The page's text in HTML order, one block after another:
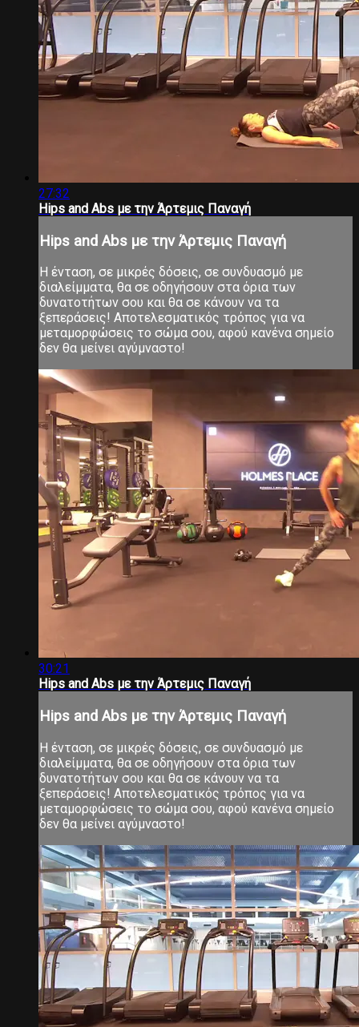
27:32
Hips and Abs με την Άρτεμις Παναγή
Hips and Abs με την Άρτεμις Παναγή
Η ένταση, σε μικρές δόσεις, σε συνδυασμό με
διαλείμματα, θα σε οδηγήσουν στα όρια των
δυνατοτήτων σου και θα σε κάνουν να τα
ξεπεράσεις! Αποτελεσματικός τρόπος για να
μεταμορφώσεις το σώμα σου, αφού κανένα σημείο
δεν θα μείνει αγύμναστο!
30:21
Hips and Abs με την Άρτεμις Παναγή
Hips and Abs με την Άρτεμις Παναγή
Η ένταση, σε μικρές δόσεις, σε συνδυασμό με
διαλείμματα, θα σε οδηγήσουν στα όρια των
δυνατοτήτων σου και θα σε κάνουν να τα
ξεπεράσεις! Αποτελεσματικός τρόπος για να
μεταμορφώσεις το σώμα σου, αφού κανένα σημείο
δεν θα μείνει αγύμναστο!